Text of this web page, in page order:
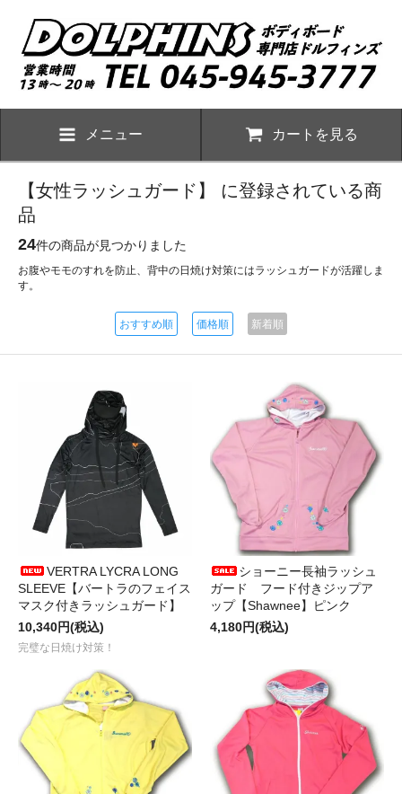
メニュー カートを見る
【女性ラッシュガード】 に登録されている商
品
24件の商品が見つかりました
お腹やモモのすれを防止、背中の日焼け対策にはラッシュガードが活躍しま
す。
おすすめ順 価格順 新着順
VERTRA LYCRA LONG
SLEEVE【バートラのフェイス
マスク付きラッシュガード】
10,340円(税込)
完璧な日焼け対策！
ショーニー長袖ラッシュ
ガード フード付きジップア
ップ【Shawnee】ピンク
4,180円(税込)